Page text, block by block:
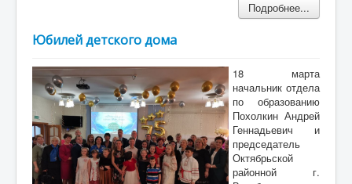
Подробнее...
Юбилей детского дома
18 марта
начальник отдела
по образованию
Похолкин Андрей
Геннадьевич и
председатель
Октябрьской
районной г.